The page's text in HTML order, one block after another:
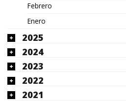
Febrero
Enero
2025
2024
2023
2022
2021